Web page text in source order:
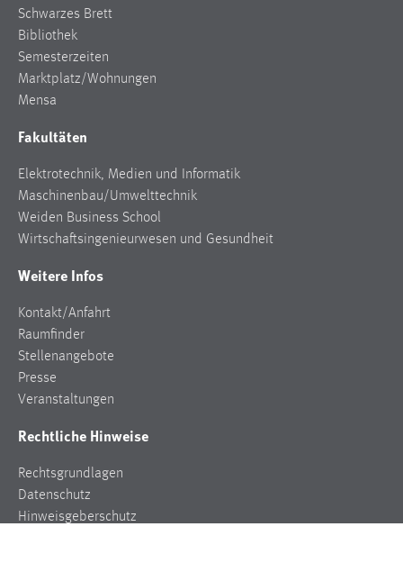
Schwarzes Brett
Bibliothek
Semesterzeiten
Marktplatz/Wohnungen
Mensa
Fakultäten
Elektrotechnik, Medien und Informatik
Maschinenbau/Umwelttechnik
Weiden Business School
Wirtschaftsingenieurwesen und Gesundheit
Weitere Infos
Kontakt/Anfahrt
Raumfinder
Stellenangebote
Presse
Veranstaltungen
Rechtliche Hinweise
Rechtsgrundlagen
Datenschutz
Hinweisgeberschutz